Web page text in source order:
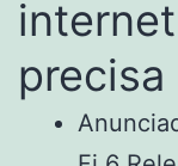
precisa